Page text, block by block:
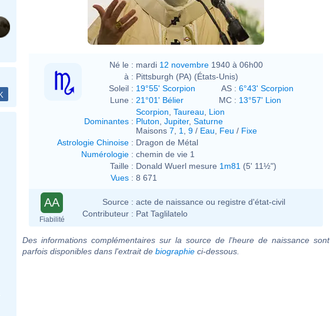
Né le : mardi 12 novembre 1940 à 06h00
à : Pittsburgh (PA) (États-Unis)
Soleil : 19°55' Scorpion AS : 6°43' Scorpion
Lune : 21°01' Bélier MC : 13°57' Lion
Dominantes :
Scorpion Taureau
Lion
Pluton Jupiter, Saturne
Maisons 7 1 9 / Eau Feu / Fixe
Astrologie Chinoise : Dragon de Métal
Numérologie : chemin de vie 1
Taille : Donald Wuerl mesure 1m81 (5' 11½")
Vues : 8 671
AA
Fiabilité
Source : acte de naissance ou registre d'état-civil
Contributeur : Pat Taglilatelo
Des informations complémentaires sur la source de l'heure de naissance sont
parfois disponibles dans l'extrait de biographie ci-dessous.